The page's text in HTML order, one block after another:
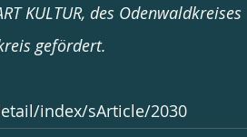
KULTUR, des Odenwaldkreises
gefördert.
index/sArticle/2030